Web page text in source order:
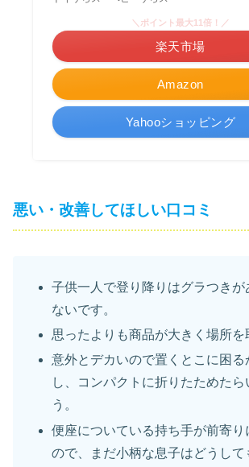
Amazon
＼ポイント最大11倍！／
楽天市場
Yahooショッピング
悪い・改善してほしい口コミ
子供一人で登り降りはグラつきが
ないです。
思ったよりも商品が大きく場所を
意外とデカいので置くとこに困る
し、コンパクトに折りたためたら
う。
便座についている持ち手が前寄り
ので、まだ小柄な息子はどうして